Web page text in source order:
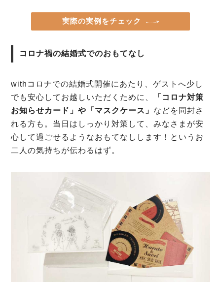
実際の実例をチェック
コロナ禍の結婚式でのおもてなし
withコロナでの結婚式開催にあたり、ゲストへ少し
でも安心してお越しいただくために、
「コロナ対策
お知らせカード」や「マスクケース」 などを同封さ
れる方も。当日はしっかり対策して、みなさまが安
心して過ごせるようなおもてなしします！というお
二人の気持ちが伝わるはず。